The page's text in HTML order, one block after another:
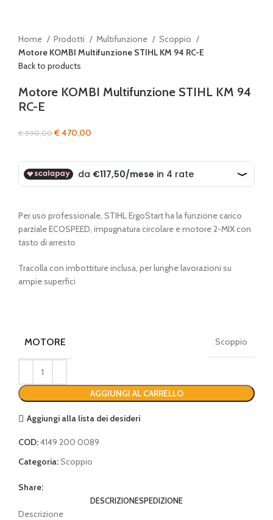
Home Prodotti Multifunzione
Scoppio
Motore KOMBI Multifunzione STIHL KM 94 RC-E
Back to products
Motore KOMBI Multifunzione STIHL KM 94
RC-E
€590,00Il
era:
€ 590,00.
€470,00
è:
€ 470,00.
Per uso professionale, STIHL ErgoStart ha la funzione carico
parziale ECOSPEED, impugnatura circolare e motore 2-MIX con
tasto di arresto
Tracolla con imbottiture inclusa, per lunghe lavorazioni su
ampie superfici
MOTORE Scoppio
AGGIUNGI AL CARRELLO
Aggiungi alla lista dei desideri
COD:4149 200 0089
Categoria:Scoppio
Share:
DESCRIZIONESPEDIZIONE
Descrizione